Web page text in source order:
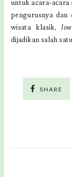
untuk acara-acara
pengurusnya dan
wisata klasik,
dijadikan salah
SHARE